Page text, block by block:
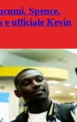
Spence,
e ufficiale Kevin